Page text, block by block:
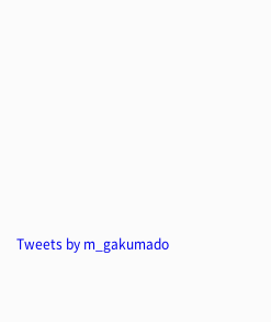
Tweets by m_gakumado